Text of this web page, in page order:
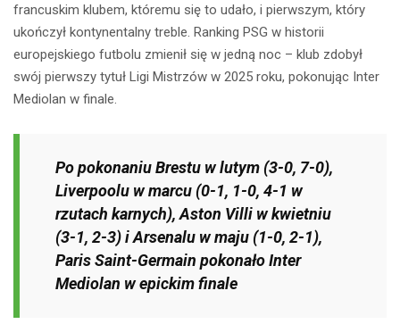
francuskim klubem, któremu się to udało, i pierwszym, który
ukończył kontynentalny treble. Ranking PSG w historii
europejskiego futbolu zmienił się w jedną noc – klub zdobył
swój pierwszy tytuł Ligi Mistrzów w 2025 roku, pokonując Inter
Mediolan w finale.
Po pokonaniu Brestu w lutym (3-0, 7-0),
Liverpoolu w marcu (0-1, 1-0, 4-1 w
rzutach karnych), Aston Villi w kwietniu
(3-1, 2-3) i Arsenalu w maju (1-0, 2-1),
Paris Saint-Germain pokonało Inter
Mediolan w epickim finale